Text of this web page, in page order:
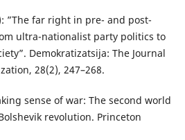
”The far right in pre- and post-
ultra-nationalist party politics to
Demokratizatsija: The Journal
28(2), 247–268.
sense of war: The second world
revolution. Princeton